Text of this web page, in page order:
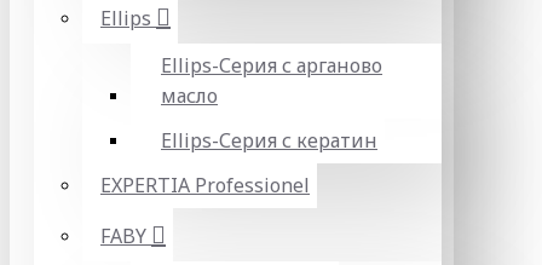
Ellips
Ellips-Серия с арганово
масло
Ellips-Серия с кератин
EXPERTIA Professionel
FABY